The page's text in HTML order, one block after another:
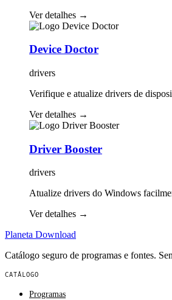
Ver detalhes →
Device Doctor
drivers
Verifique e atualize drivers de
Ver detalhes →
Driver Booster
drivers
Atualize drivers do Windows
Ver detalhes →
Planeta Download
Catálogo seguro de programas e fontes.
CATÁLOGO
Programas